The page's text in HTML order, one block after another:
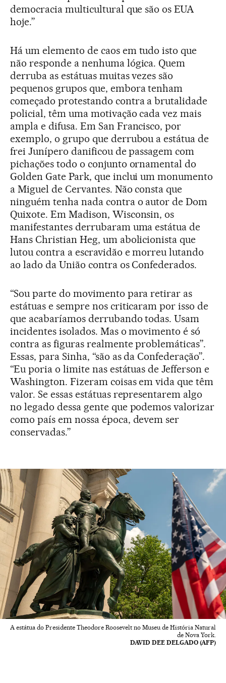
democracia multicultural que são os EUA
hoje.”
Há um elemento de caos em tudo isto que
não responde a nenhuma lógica. Quem
derruba as estátuas muitas vezes são
pequenos grupos que, embora tenham
começado protestando contra a brutalidade
policial, têm uma motivação cada vez mais
ampla e difusa. Em San Francisco, por
exemplo, o grupo que derrubou a estátua de
frei Junípero danificou de passagem com
pichações todo o conjunto ornamental do
Golden Gate Park, que inclui um monumento
a Miguel de Cervantes. Não consta que
ninguém tenha nada contra o autor de Dom
Quixote. Em Madison, Wisconsin, os
manifestantes derrubaram uma estátua de
Hans Christian Heg, um abolicionista que
lutou contra a escravidão e morreu lutando
ao lado da União contra os Confederados.
“Sou parte do movimento para retirar as
estátuas e sempre nos criticaram por isso de
que acabaríamos derrubando todas. Usam
incidentes isolados. Mas o movimento é só
contra as figuras realmente problemáticas”.
Essas, para Sinha, “são as da Confederação”.
“Eu poria o limite nas estátuas de Jefferson e
Washington. Fizeram coisas em vida que têm
valor. Se essas estátuas representarem algo
no legado dessa gente que podemos valorizar
como país em nossa época, devem ser
conservadas.”
A estátua do Presidente Theodore Roosevelt no Museu de História Natural
de Nova York.
DAVID DEE DELGADO (AFP)